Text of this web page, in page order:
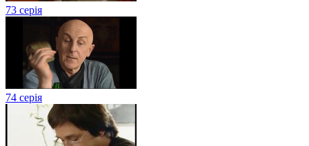
73 серія
74 серія